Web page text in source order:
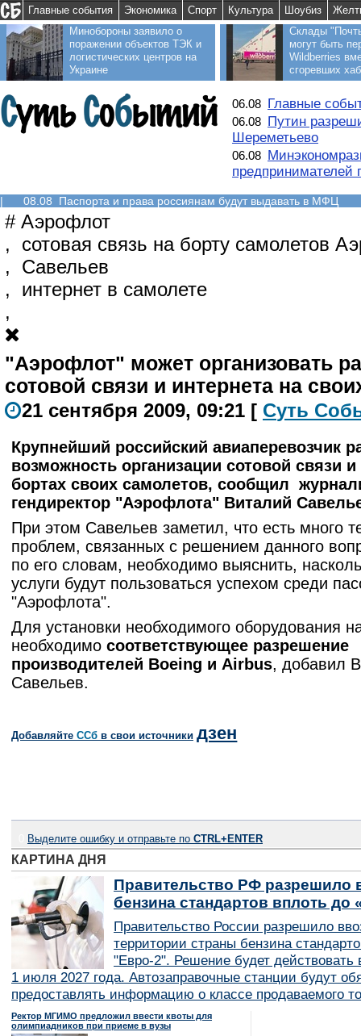
Главные события Экономика Спорт Культура Шоубиз
Минобороны заявило о
поражении объектов ТЭК и
логистических центров на
Украине
Склады
могут быть
Wildberries
сгоревших
06.08 Главные
06.08 Путин
Шереметьево
06.08
предпринимателей
| 08.08 Паспорта и права россиянам будут выдавать в МФЦ
# Аэрофлот
, сотовая связь на борту самолетов
, Савельев
, интернет в самолете
,
"Аэрофлот" может организовать
сотовой связи и интернета на
21 сентября 2009, 09:21 [ Суть Соб
Крупнейший российский авиаперевозчик
возможность организации сотовой связи и
бортах своих самолетов, сообщил
гендиректор "Аэрофлота" Виталий
При этом Савельев заметил, что есть много
проблем, связанных с решением данного
по его словам, необходимо выяснить,
услуги будут пользоваться успехом среди
"Аэрофлота".
Для установки необходимого оборудования
необходимо соответствующее разрешение
производителей Boeing и Airbus, добавил
Савельев.
Добавляйте CСб в свои источники дзен
Выделите ошибку и отправьте по CTRL+ENTER
КАРТИНА ДНЯ
Правительство РФ разрешило
бензина стандартов вплоть до
Правительство России разрешило
территории страны бензина
"Евро-2". Решение будет действовать
1 июля 2027 года. Автозаправочные станции будут
предоставлять информацию о классе продаваемого
Ректор МГИМО предложил ввести квоты для
олимпиадников при приеме в вузы